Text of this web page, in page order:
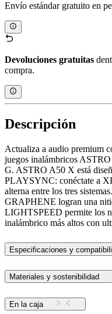
Envío estándar gratuito en
Devoluciones gratuitas
compra.
Descripción
Actualiza a audio premium
juegos inalámbricos
G. ASTRO A50 X está
PLAYSYNC: conéctate a
alterna entre los tres
GRAPHENE logran una
LIGHTSPEED permite los
inalámbrico más altos con
Especificaciones y
Materiales y sostenibilidad
En la caja